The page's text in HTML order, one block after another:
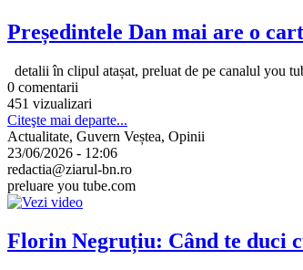
Președintele Dan mai are o
detalii în clipul atașat, preluat de pe canalul you
0 comentarii
451 vizualizari
Citeşte mai departe...
Actualitate, Guvern Veștea, Opinii
23/06/2026 - 12:06
redactia@ziarul-bn.ro
preluare you tube.com
Florin Negruțiu: Când te duci